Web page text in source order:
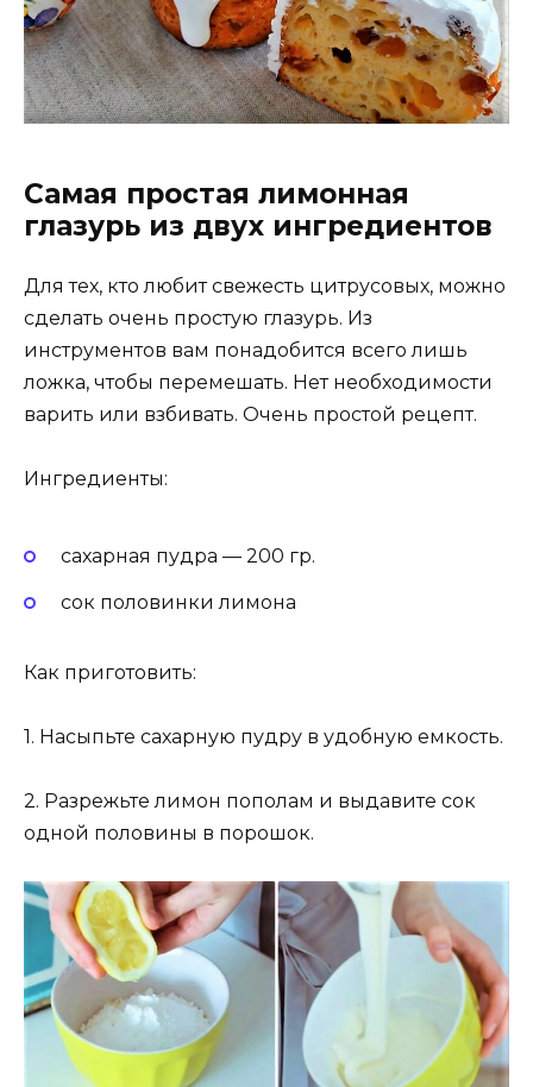
Самая простая лимонная
глазурь из двух ингредиентов
Для тех, кто любит свежесть цитрусовых, можно
сделать очень простую глазурь. Из
инструментов вам понадобится всего лишь
ложка, чтобы перемешать. Нет необходимости
варить или взбивать. Очень простой рецепт.
Ингредиенты:
сахарная пудра — 200 гр.
сок половинки лимона
Как приготовить:
1. Насыпьте сахарную пудру в удобную емкость.
2. Разрежьте лимон пополам и выдавите сок
одной половины в порошок.